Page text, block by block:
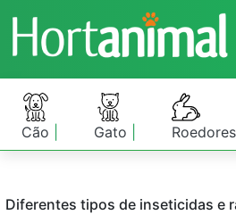
Cão Gato Roedores
Diferentes tipos de inseticidas e